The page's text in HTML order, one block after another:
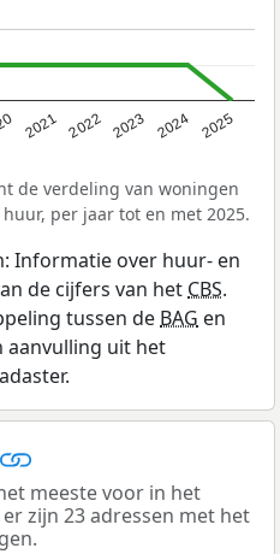
2021 2022 2023 2024 2025
de verdeling van woningen
per jaar tot en met 2025.
Informatie over huur- en
de cijfers van het CBS.
tussen de BAG en
aanvulling uit het
meeste voor in het
zijn 23 adressen met het